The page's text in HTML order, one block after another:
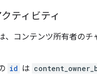
クティビティ
、コンテンツ所有者の
id は